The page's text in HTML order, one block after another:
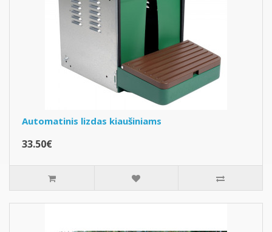
Automatinis lizdas kiaušiniams
33.50€